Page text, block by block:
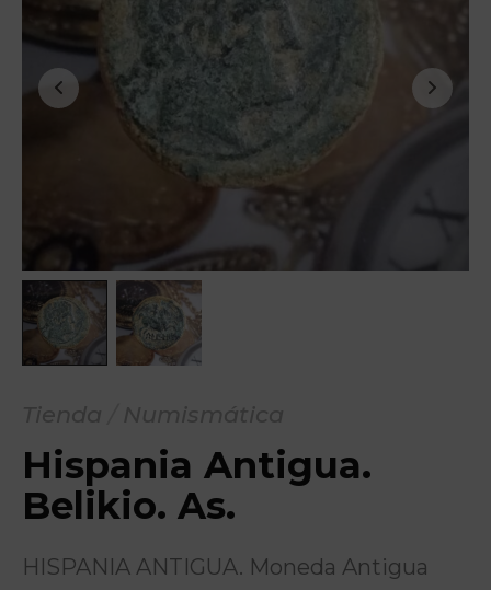
Hispania Antigua.
Belikio. As.
HISPANIA ANTIGUA. Moneda Antigua